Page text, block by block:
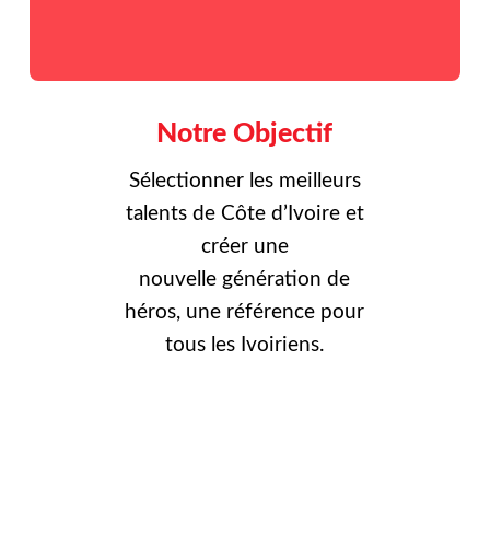
Notre Objectif
Sélectionner les meilleurs
talents de Côte d’Ivoire et
créer une
nouvelle génération de
héros, une référence pour
tous les Ivoiriens.